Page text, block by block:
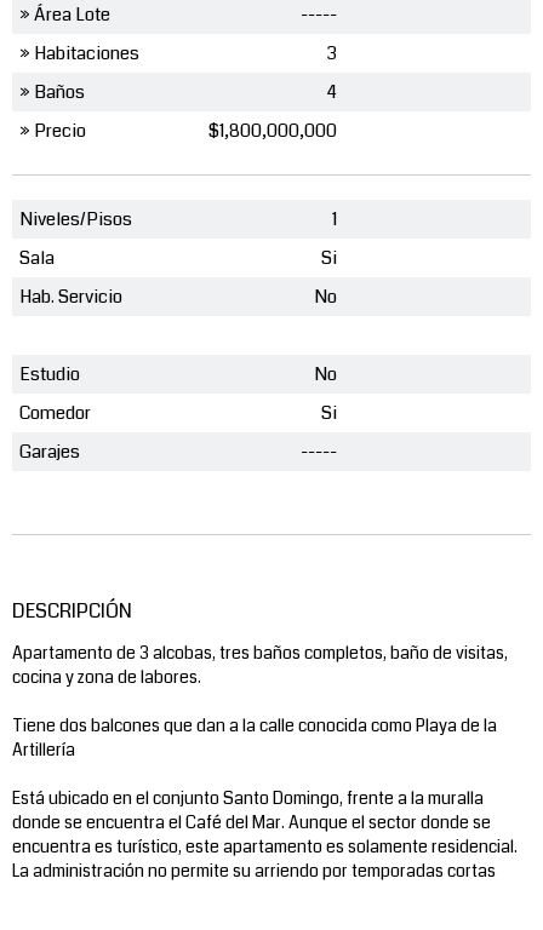
» Área Lote
-----
» Habitaciones
3
» Baños
4
» Precio
$1,800,000,000
Niveles/Pisos
1
Sala
Si
Hab. Servicio
No
Estudio
No
Comedor
Si
Garajes
-----
DESCRIPCIÓN
Apartamento de 3 alcobas, tres baños completos, baño de visitas,
cocina y zona de labores.
Tiene dos balcones que dan a la calle conocida como Playa de la
Artillería
Está ubicado en el conjunto Santo Domingo, frente a la muralla
donde se encuentra el Café del Mar. Aunque el sector donde se
encuentra es turístico, este apartamento es solamente residencial.
La administración no permite su arriendo por temporadas cortas